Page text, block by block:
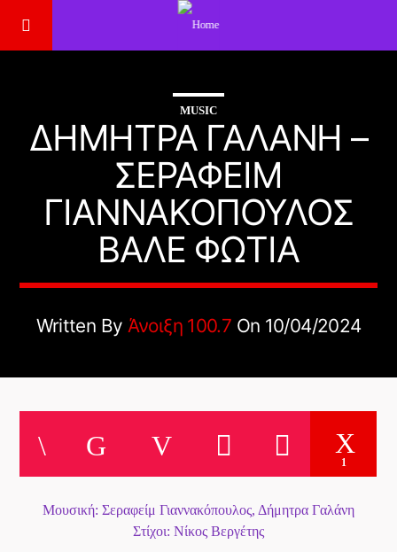
MUSIC
ΔΉΜΗΤΡΑ ΓΑΛΆΝΗ –
ΣΕΡΑΦΕΊΜ
ΓΙΑΝΝΑΚΌΠΟΥΛΟΣ
ΒΑΛΕ ΦΩΤΙΑ
Written By Άνοιξη 100.7 On 10/04/2024
1
Μουσική: Σεραφείμ Γιαννακόπουλος, Δήμητρα Γαλάνη
Στίχοι: Νίκος Βεργέτης